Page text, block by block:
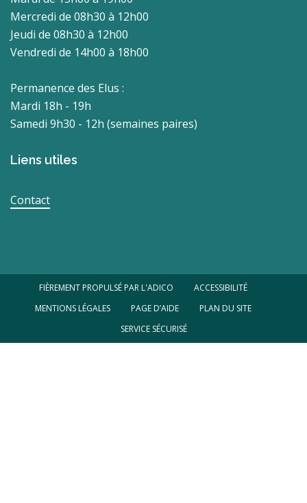
Mercredi de 08h30 à 12h00
Jeudi de 08h30 à 12h00
Vendredi de 14h00 à 18h00
Permanence des Elus :
Mardi 18h - 19h
Samedi 9h30 - 12h (semaines paires)
Liens utiles
Contact
FIÈREMENT PROPULSÉ PAR L'ADICO
ACCESSIBILITÉ
MENTIONS LÉGALES
PAGE D’AIDE
PLAN DU SITE
SERVICE SÉCURISÉ